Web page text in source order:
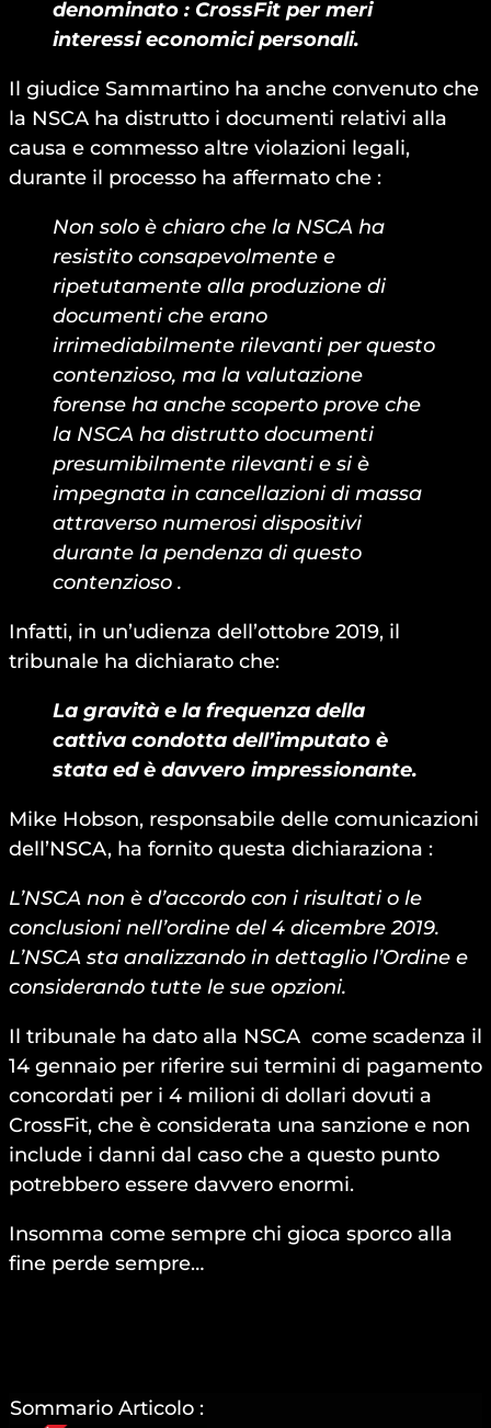
denominato : CrossFit per meri
interessi economici personali.
Il giudice Sammartino ha anche convenuto che
la NSCA ha distrutto i documenti relativi alla
causa e commesso altre violazioni legali,
durante il processo ha affermato che :
Non solo è chiaro che la NSCA ha
resistito consapevolmente e
ripetutamente alla produzione di
documenti che erano
irrimediabilmente rilevanti per questo
contenzioso, ma la valutazione
forense ha anche scoperto prove che
la NSCA ha distrutto documenti
presumibilmente rilevanti e si è
impegnata in cancellazioni di massa
attraverso numerosi dispositivi
durante la pendenza di questo
contenzioso .
Infatti, in un’udienza dell’ottobre 2019, il
tribunale ha dichiarato che:
La gravità e la frequenza della
cattiva condotta dell’imputato è
stata ed è davvero impressionante.
Mike Hobson, responsabile delle comunicazioni
dell’NSCA, ha fornito questa dichiaraziona :
L’NSCA non è d’accordo con i risultati o le
conclusioni nell’ordine del 4 dicembre 2019.
L’NSCA sta analizzando in dettaglio l’Ordine e
considerando tutte le sue opzioni.
Il tribunale ha dato alla NSCA come scadenza il
14 gennaio per riferire sui termini di pagamento
concordati per i 4 milioni di dollari dovuti a
CrossFit, che è considerata una sanzione e non
include i danni dal caso che a questo punto
potrebbero essere davvero enormi.
Insomma come sempre chi gioca sporco alla
fine perde sempre…
Sommario Articolo :